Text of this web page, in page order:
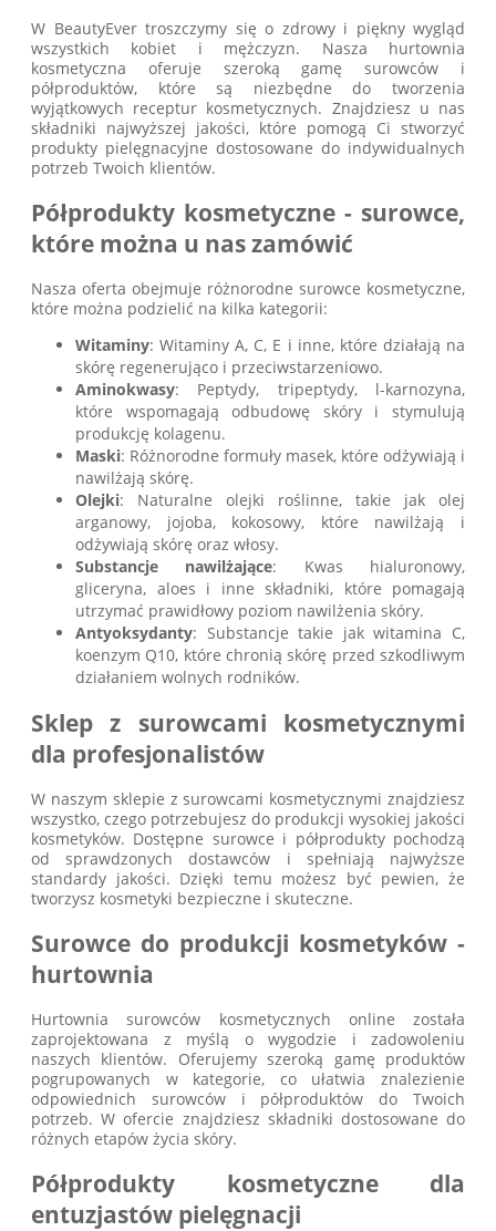
W BeautyEver troszczymy się o zdrowy i piękny wygląd
wszystkich kobiet i mężczyzn. Nasza hurtownia
kosmetyczna oferuje szeroką gamę surowców i
półproduktów, które są niezbędne do tworzenia
wyjątkowych receptur kosmetycznych. Znajdziesz u nas
składniki najwyższej jakości, które pomogą Ci stworzyć
produkty pielęgnacyjne dostosowane do indywidualnych
potrzeb Twoich klientów.
Półprodukty kosmetyczne - surowce,
które można u nas zamówić
Nasza oferta obejmuje różnorodne surowce kosmetyczne,
które można podzielić na kilka kategorii:
Witaminy: Witaminy A, C, E i inne, które działają na
skórę regenerująco i przeciwstarzeniowo.
Aminokwasy: Peptydy, tripeptydy, l-karnozyna,
które wspomagają odbudowę skóry i stymulują
produkcję kolagenu.
Maski: Różnorodne formuły masek, które odżywiają i
nawilżają skórę.
Olejki: Naturalne olejki roślinne, takie jak olej
arganowy, jojoba, kokosowy, które nawilżają i
odżywiają skórę oraz włosy.
Substancje nawilżające: Kwas hialuronowy,
gliceryna, aloes i inne składniki, które pomagają
utrzymać prawidłowy poziom nawilżenia skóry.
Antyoksydanty: Substancje takie jak witamina C,
koenzym Q10, które chronią skórę przed szkodliwym
działaniem wolnych rodników.
Sklep z surowcami kosmetycznymi
dla profesjonalistów
W naszym sklepie z surowcami kosmetycznymi znajdziesz
wszystko, czego potrzebujesz do produkcji wysokiej jakości
kosmetyków. Dostępne surowce i półprodukty pochodzą
od sprawdzonych dostawców i spełniają najwyższe
standardy jakości. Dzięki temu możesz być pewien, że
tworzysz kosmetyki bezpieczne i skuteczne.
Surowce do produkcji kosmetyków -
hurtownia
Hurtownia surowców kosmetycznych online została
zaprojektowana z myślą o wygodzie i zadowoleniu
naszych klientów. Oferujemy szeroką gamę produktów
pogrupowanych w kategorie, co ułatwia znalezienie
odpowiednich surowców i półproduktów do Twoich
potrzeb. W ofercie znajdziesz składniki dostosowane do
różnych etapów życia skóry.
Półprodukty kosmetyczne dla
entuzjastów pielęgnacji